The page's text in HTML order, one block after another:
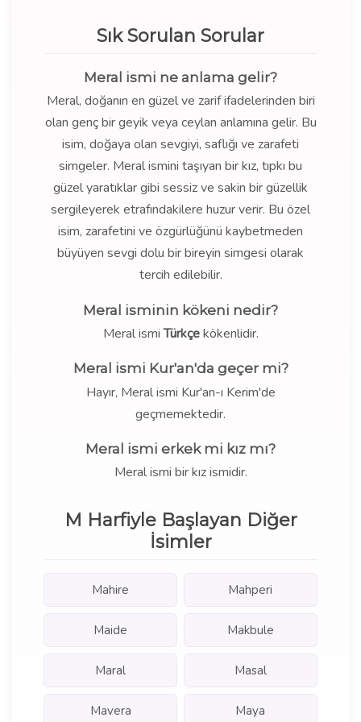
Sık Sorulan Sorular
Meral ismi ne anlama gelir?
Meral, doğanın en güzel ve zarif ifadelerinden biri
olan genç bir geyik veya ceylan anlamına gelir. Bu
isim, doğaya olan sevgiyi, saflığı ve zarafeti
simgeler. Meral ismini taşıyan bir kız, tıpkı bu
güzel yaratıklar gibi sessiz ve sakin bir güzellik
sergileyerek etrafındakilere huzur verir. Bu özel
isim, zarafetini ve özgürlüğünü kaybetmeden
büyüyen sevgi dolu bir bireyin simgesi olarak
tercih edilebilir.
Meral isminin kökeni nedir?
Meral ismiTürkçekökenlidir.
Meral ismi Kur'an'da geçer mi?
Hayır, Meral ismi Kur'an-ı Kerim'de
geçmemektedir.
Meral ismi erkek mi kız mı?
Meral ismi bir kız ismidir.
M Harfiyle Başlayan Diğer
İsimler
Mahire Mahperi
Maide Makbule
Maral Masal
Mavera Maya